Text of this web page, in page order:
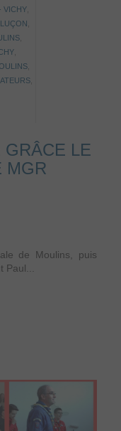
VICHY,
,
GRÂCE LE
MGR
de Moulins, puis